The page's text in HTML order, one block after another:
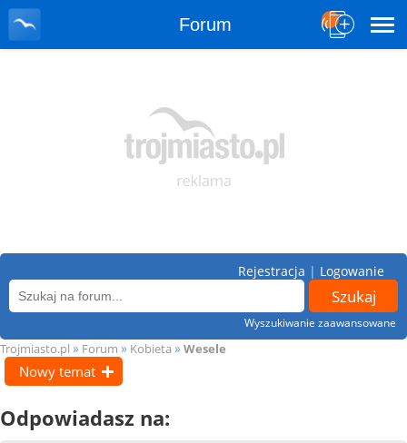
Forum
Wyszukiwanie zaawansowane
Rejestracja | Logowanie
Trojmiasto.pl » Forum » Kobieta » Wesele
Nowy temat
Odpowiadasz na: